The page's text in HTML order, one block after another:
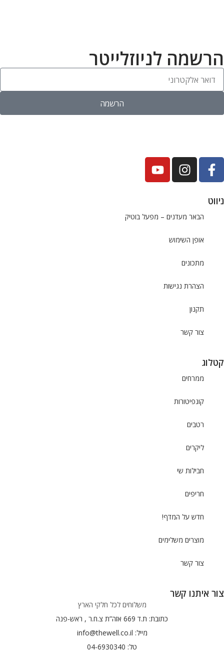
הרשמה לניוזלייטר
הרשמה
ניווט
הבאר מעדנים – מפעל בוטיק
אופן השימוש
מתכונים
הצהרת נגישות
תקנון
צור קשר
קטלוג
ממרחים
קונפיטורות
רטבים
ליקרים
חבילות שי
חריפים
חדש על המדף!
מוצרים משלימים
צור קשר
צור איתנו קשר
משלוחים לכל חלקי הארץ
כתובת: ת.ד 669 אזה”ת צ.ח.ר , ראש-פנה
מייל: info@thewell.co.il
טל: 04-6930340